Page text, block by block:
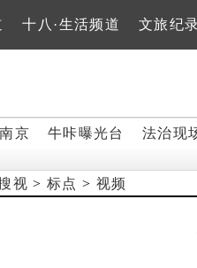
十八·生活频道 文旅纪
京 牛咔曝光台 法治现
视 >标点 > 视频